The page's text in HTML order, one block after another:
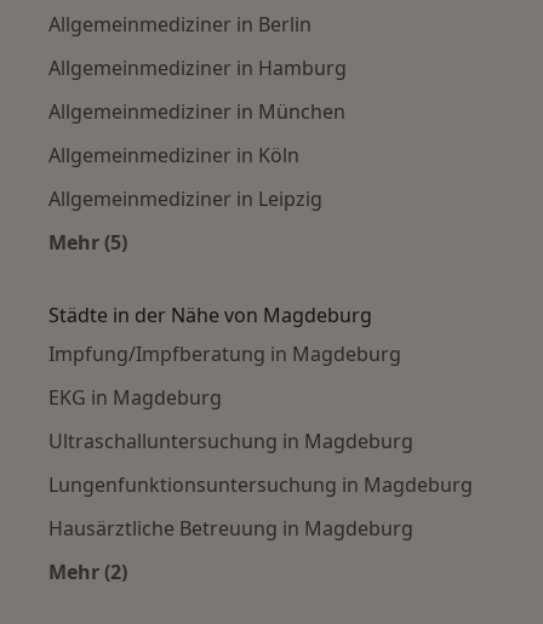
Allgemeinmediziner in Berlin
Allgemeinmediziner in Hamburg
Allgemeinmediziner in München
Allgemeinmediziner in Köln
Allgemeinmediziner in Leipzig
Mehr (5)
Städte in der Nähe von Magdeburg
Impfung/Impfberatung in Magdeburg
EKG in Magdeburg
Ultraschalluntersuchung in Magdeburg
Lungenfunktionsuntersuchung in Magdeburg
Hausärztliche Betreuung in Magdeburg
Mehr (2)